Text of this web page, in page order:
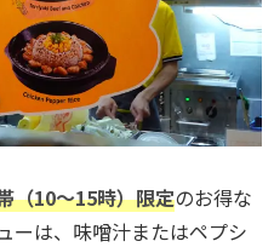
（10〜15時）限定のお得な
ーは、味噌汁またはペプシ